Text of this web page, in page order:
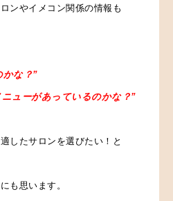
ンやイメコン関係の情報も
かな？”
ューがあっているのかな？”
したサロンを選びたい！と
も 思います。